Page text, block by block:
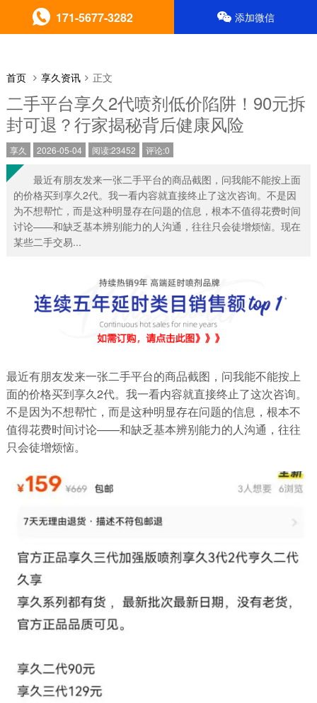
首页 享久资讯 正文
二手平台享久2代喷剂低价陷阱！90元拆
封可退？行家揭秘背后健康风险
享久 2026-05-04 阅读:23452 评论:0
最近有朋友发来一张二手平台的商品截图，问我能不能按上面
的价格买到享久2代。我一看内容就直接终止了这次咨询。不是因
为不想帮忙，而是这种明显存在问题的信息，根本不值得花费时间
讨论——和缺乏基本辨别能力的人沟通，往往只会徒增烦恼。现在
某些二手交易...
最近有朋友发来一张二手平台的商品截图，问我能不能按上
面的价格买到享久2代。我一看内容就直接终止了这次咨询。
不是因为不想帮忙，而是这种明显存在问题的信息，根本不
值得花费时间讨论——和缺乏基本辨别能力的人沟通，往往
只会徒增烦恼。
171-5677-3282 添加微信